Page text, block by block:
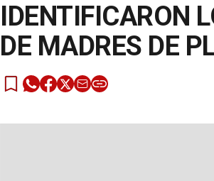
IDENTIFICARON
DE MADRES DE